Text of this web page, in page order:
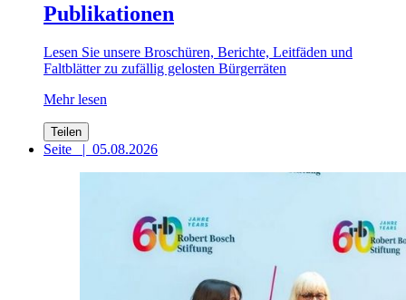
Publikationen
Lesen Sie unsere Broschüren, Berichte, Leitfäden und
Faltblätter zu zufällig gelosten Bürgerräten
Mehr lesen
Teilen
Seite | 05.08.2026